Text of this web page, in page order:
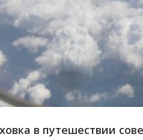
в путешествии